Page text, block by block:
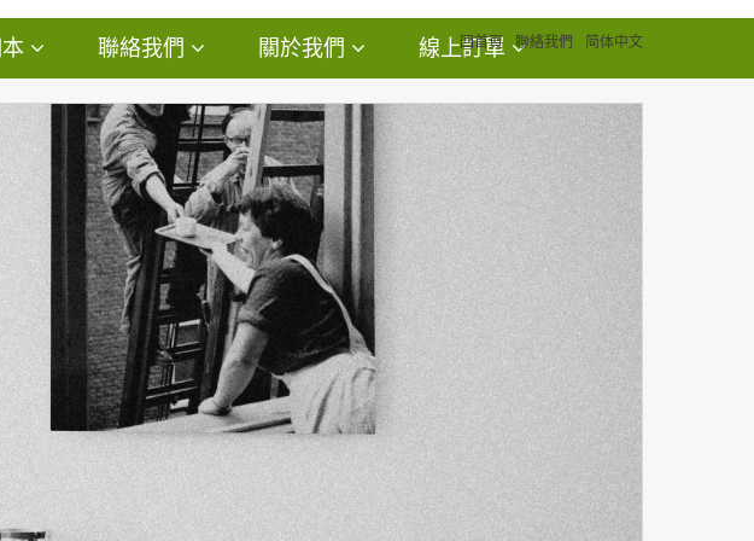
回首頁 聯絡我們 简体中文
聯絡我們 關於我們 線上訂單